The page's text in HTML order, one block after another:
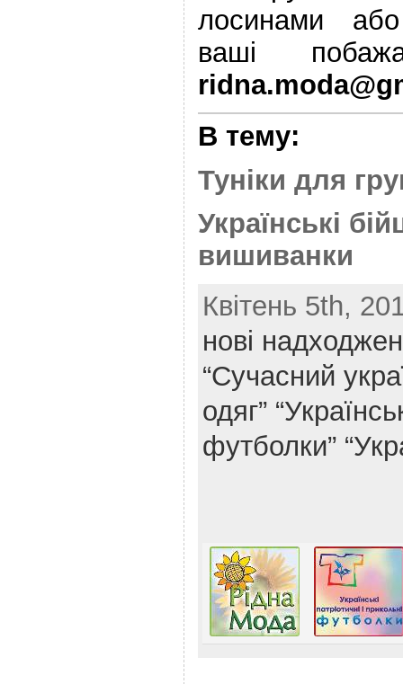
лосинами
ваші
В тему:
Туніки для
Українські
вишиванки
Квітень 5th,
нові
“Сучасний
одяг”
футболки”